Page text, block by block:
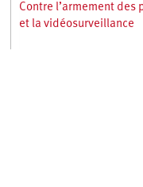
Contre l’armement des
et la vidéosurveillance